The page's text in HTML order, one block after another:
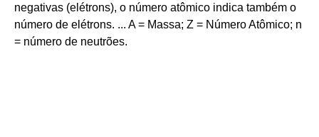
negativas (elétrons), o número atômico indica também o
número de elétrons. ... A = Massa; Z = Número Atômico; n
= número de neutrões.